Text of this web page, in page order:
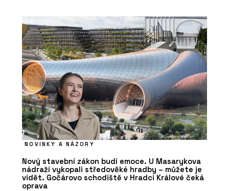
NOVINKY A NÁZORY
Nový stavební zákon budí emoce. U Masarykova
nádraží vykopali středověké hradby – můžete je
vidět. Gočárovo schodiště v Hradci Králové čeká
oprava